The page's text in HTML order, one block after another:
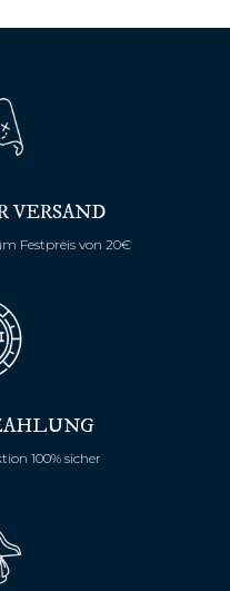
VERSAND
Festpreis von 20€
100% sicher